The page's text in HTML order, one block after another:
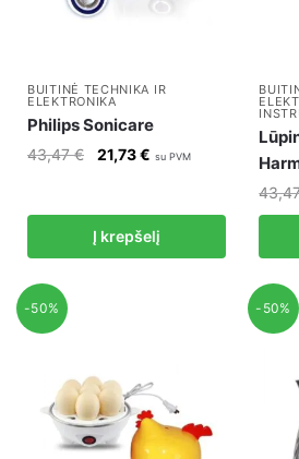
BUITINĖ TECHNIKA IR
ELEKTRONIKA
Philips Sonicare
43,47€
Original
21,73€ Current
su PVM
Į krepšelį
-50%
-50%